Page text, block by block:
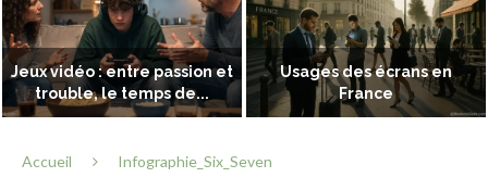
Jeux vidéo : entre passion et
trouble, le temps de...
Usages des écrans en
France
Accueil Infographie_Six_Seven